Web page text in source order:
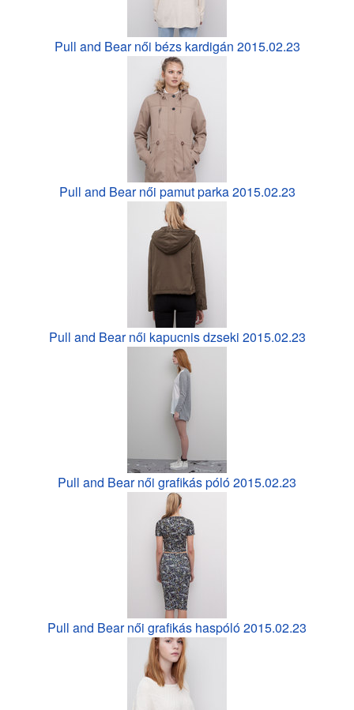
Pull and Bear női bézs kardigán 2015.02.23
Pull and Bear női pamut parka 2015.02.23
Pull and Bear női kapucnis dzseki 2015.02.23
Pull and Bear női grafikás póló 2015.02.23
Pull and Bear női grafikás haspóló 2015.02.23